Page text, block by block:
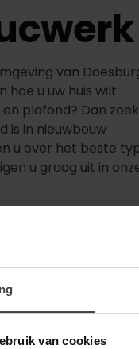
van cookies
van
hoe u uw huis wilt
plafond? Dan
is in nieuwbouw
u over het beste
u graag uit in